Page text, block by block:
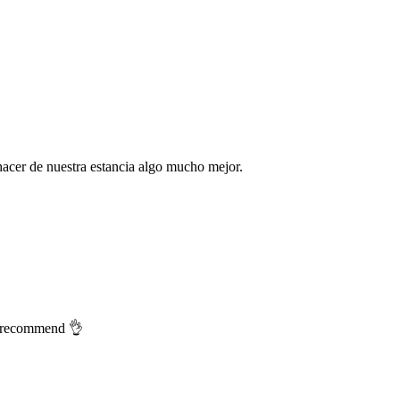
de nuestra estancia algo mucho mejor.
👌